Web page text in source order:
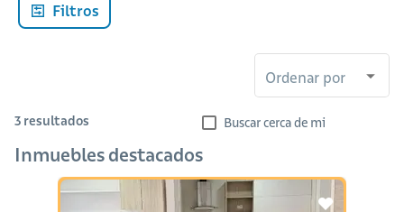
Filtros
Ordenar por
3 resultados Buscar cerca de mi
Inmuebles destacados